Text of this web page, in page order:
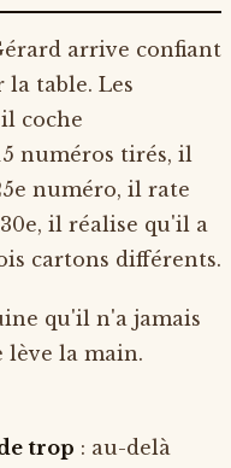
arrive confiant
la table. Les
coche
numéros tirés, il
numéro, il rate
il réalise qu'il a
cartons différents.
qu'il n'a jamais
lève la main.
trop : au-delà